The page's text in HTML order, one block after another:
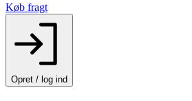
Køb fragt
Opret / log ind